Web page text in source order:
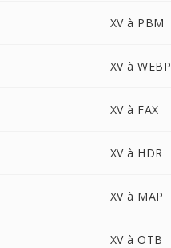
XV à PBM
XV à WEBP
XV à FAX
XV à HDR
XV à MAP
XV à OTB